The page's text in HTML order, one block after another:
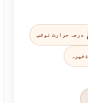
درجہ حرارت نوٹس